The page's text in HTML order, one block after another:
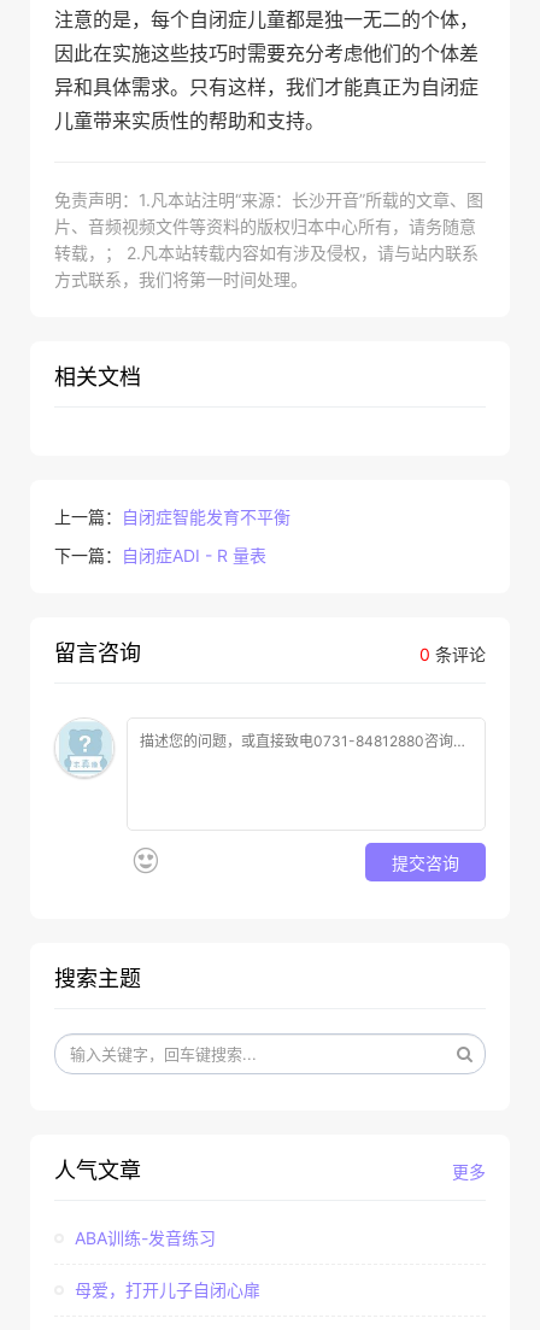
注意的是，每个自闭症儿童都是独一无二的个体，
因此在实施这些技巧时需要充分考虑他们的个体差
异和具体需求。只有这样，我们才能真正为自闭症
儿童带来实质性的帮助和支持。
免责声明：1.凡本站注明“来源：长沙开音”所载的文章、图
片、音频视频文件等资料的版权归本中心所有，请务随意
转载，； 2.凡本站转载内容如有涉及侵权，请与站内联系
方式联系，我们将第一时间处理。
相关文档
上一篇：
自闭症智能发育不平衡
下一篇：
自闭症ADI - R 量表
0 条评论
留言咨询
提交咨询
搜索主题
更多
人气文章
ABA训练-发音练习
母爱，打开儿子自闭心扉